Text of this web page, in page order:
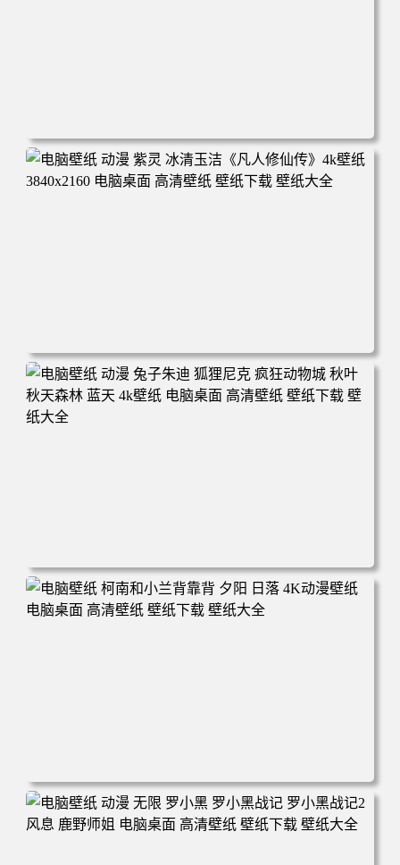
电脑壁纸 动漫 凡人修仙传 韩立 结婴 4k壁纸 3840x2160 电
脑桌面 高清壁纸 壁纸下载 壁纸大全
电脑壁纸 动漫 紫灵 冰清玉洁《凡人修仙传》4k壁纸 3840x2
160 电脑桌面 高清壁纸 壁纸下载 壁纸大全
电脑壁纸 动漫 兔子朱迪 狐狸尼克 疯狂动物城 秋叶 秋天森
林 蓝天 4k壁纸 电脑桌面 高清壁纸 壁纸下载 壁纸大全
电脑壁纸 柯南和小兰背靠背 夕阳 日落 4K动漫壁纸 电脑桌
面 高清壁纸 壁纸下载 壁纸大全